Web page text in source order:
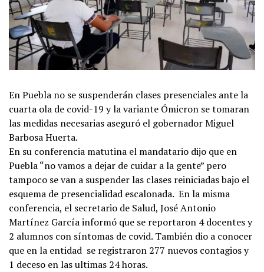
En Puebla no se suspenderán clases presenciales ante la
cuarta ola de covid-19 y la variante Ómicron se tomaran
las medidas necesarias aseguró el gobernador Miguel
Barbosa Huerta.
En su conferencia matutina el mandatario dijo que en
Puebla “no vamos a dejar de cuidar a la gente” pero
tampoco se van a suspender las clases reiniciadas bajo el
esquema de presencialidad escalonada. En la misma
conferencia, el secretario de Salud, José Antonio
Martínez García informó que se reportaron 4 docentes y
2 alumnos con síntomas de covid. También dio a conocer
que en la entidad se registraron 277 nuevos contagios y
1 deceso en las ultimas 24 horas.